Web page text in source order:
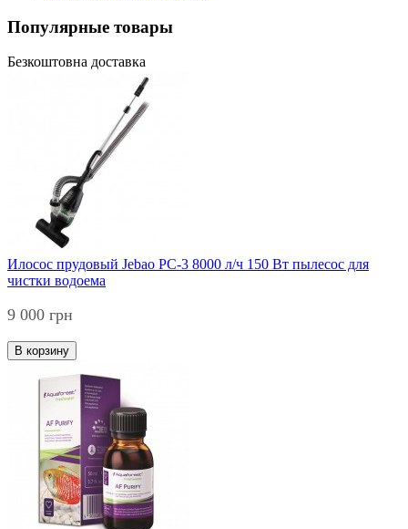
Популярные товары
Безкоштовна доставка
Илосос прудовый Jebao PC-3 8000 л/ч 150 Вт пылесос для
чистки водоема
9 000 грн
В корзину